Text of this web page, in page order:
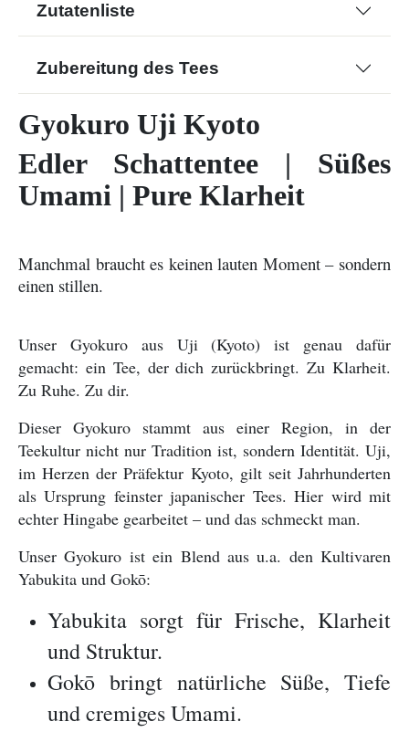
Zutatenliste
Zubereitung des Tees
Gyokuro Uji Kyoto
Edler Schattentee | Süßes
Umami | Pure Klarheit
Manchmal braucht es keinen lauten Moment – sondern
einen stillen.
Unser Gyokuro aus Uji (Kyoto) ist genau dafür
gemacht: ein Tee, der dich zurückbringt. Zu Klarheit.
Zu Ruhe. Zu dir.
Dieser Gyokuro stammt aus einer Region, in der
Teekultur nicht nur Tradition ist, sondern Identität. Uji,
im Herzen der Präfektur Kyoto, gilt seit Jahrhunderten
als Ursprung feinster japanischer Tees. Hier wird mit
echter Hingabe gearbeitet – und das schmeckt man.
Unser Gyokuro ist ein Blend aus u.a. den Kultivaren
Yabukita und Gokō:
Yabukita sorgt für Frische, Klarheit
und Struktur.
Gokō bringt natürliche Süße, Tiefe
und cremiges Umami.